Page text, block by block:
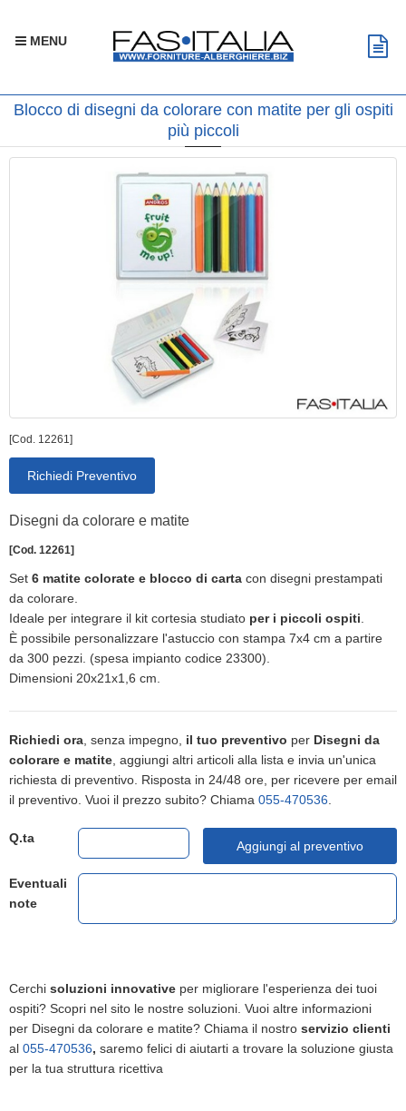
MENU
Blocco di disegni da colorare con matite per gli ospiti
più piccoli
[Cod. 12261]
Richiedi Preventivo
Disegni da colorare e matite
[Cod. 12261]
Set 6 matite colorate e blocco di carta con disegni prestampati
da colorare.
Ideale per integrare il kit cortesia studiato per i piccoli ospiti.
È possibile personalizzare l'astuccio con stampa 7x4 cm a partire
da 300 pezzi. (spesa impianto codice 23300).
Dimensioni 20x21x1,6 cm.
Richiedi ora, senza impegno, il tuo preventivo per Disegni da
colorare e matite, aggiungi altri articoli alla lista e invia un'unica
richiesta di preventivo. Risposta in 24/48 ore, per ricevere per email
il preventivo. Vuoi il prezzo subito? Chiama 055-470536.
Q.ta
Aggiungi al preventivo
Eventuali
note
Cerchi soluzioni innovative per migliorare l'esperienza dei tuoi
ospiti? Scopri nel sito le nostre soluzioni. Vuoi altre informazioni
per Disegni da colorare e matite? Chiama il nostro servizio clienti
al 055-470536, saremo felici di aiutarti a trovare la soluzione giusta
per la tua struttura ricettiva